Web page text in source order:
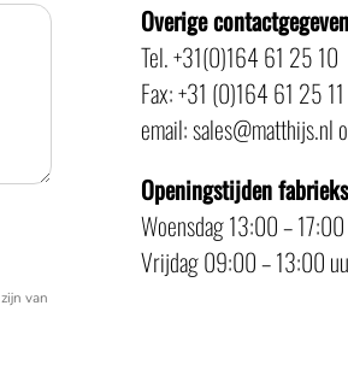
zijn van
Overige
Tel. +31(0)164 61 25 10
Fax: +31 (0)164 61 25 11
email: sales@matthijs.nl
Openingstijden
Woensdag 13:00 –
Vrijdag 09:00 – 13:00